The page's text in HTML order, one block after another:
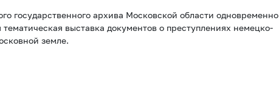
государственного архива Московской области одновременно
выставка документов о преступлениях немецко-
земле.